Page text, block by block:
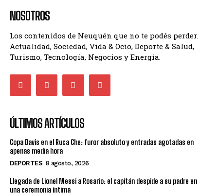
NOSOTROS
Los contenidos de Neuquén que no te podés perder.
Actualidad, Sociedad, Vida & Ocio, Deporte & Salud,
Turismo, Tecnología, Negocios y Energía.
ÚLTIMOS ARTÍCULOS
Copa Davis en el Ruca Che: furor absoluto y entradas agotadas en
apenas media hora
DEPORTES 8 agosto, 2026
Llegada de Lionel Messi a Rosario: el capitán despide a su padre en
una ceremonia íntima